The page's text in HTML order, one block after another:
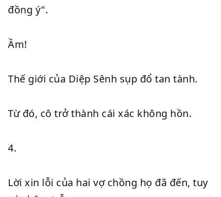
đồng ý".
Ầm!
Thế giới của Diệp Sênh sụp đổ tan tành.
Từ đó, cô trở thành cái xác không hồn.
4.
Lời xin lỗi của hai vợ chồng họ đã đến, tuy